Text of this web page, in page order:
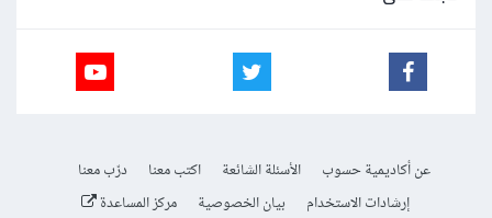
عن أكاديمية حسوب الأسئلة الشائعة اكتب معنا
درّب معنا
إرشادات الاستخدام
بيان الخصوصية مركز المساعدة